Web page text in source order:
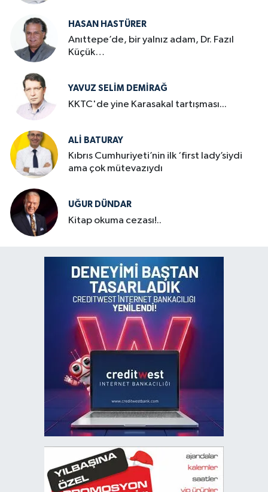
HASAN HASTÜRER
Anıttepe’de, bir yalnız adam, Dr. Fazıl
Küçük…
YAVUZ SELIM DEMIRAĞ
KKTC'de yine Karasakal tartışması...
ALI BATURAY
Kıbrıs Cumhuriyeti’nin ilk ‘first lady’siydi
ama çok mütevazıydı
UĞUR DÜNDAR
Kitap okuma cezası!..